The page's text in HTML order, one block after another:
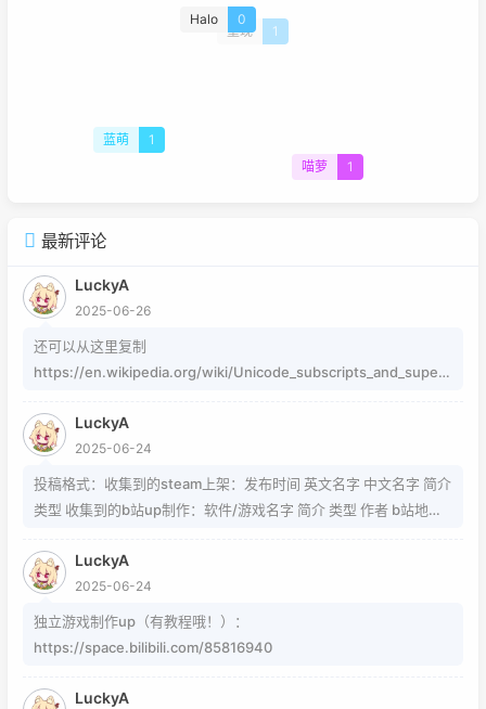
Halo 0
喵萝 1
重现 1
蓝萌 1
最新评论
LuckyA
2025-06-26
还可以从这里复制
https://en.wikipedia.org/wiki/Unicode_subscripts_and_supers
https://www.jiuwa.net/xzm/ 相关问题可以在这里找到
https://www.zhihu.com/question/54913586/answer/8092801
89 https://www.zhihu.com/question/339693605 事实上用的是
word中的Cambria Math和Helvetica字体弄出来的 但经过试验发
的就不需要我教了 上标:sup 下标:sub 上标:上标文字 下标:下标文字
当然网页中就需要代码了
LuckyA
2025-06-24
投稿格式：收集到的steam上架：发布时间 英文名字 中文名字 简介
类型 收集到的b站up制作：软件/游戏名字 简介 类型 作者 b站地址
LuckyA
2025-06-24
独立游戏制作up（有教程哦！）：
https://space.bilibili.com/85816940
LuckyA